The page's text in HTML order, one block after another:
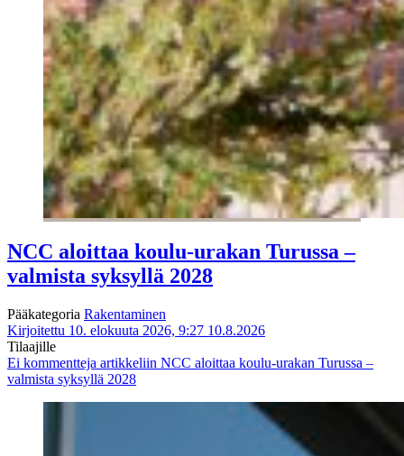
NCC aloittaa koulu-urakan Turussa –
valmista syksyllä 2028
Pääkategoria Rakentaminen
Kirjoitettu 10. elokuuta 2026, 9:27 10.8.2026
Tilaajille
Ei kommentteja artikkeliin NCC aloittaa koulu-urakan Turussa –
valmista syksyllä 2028